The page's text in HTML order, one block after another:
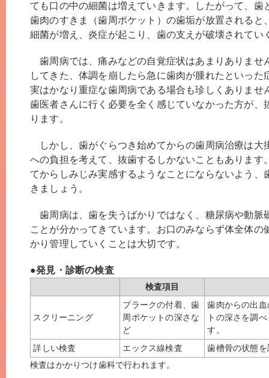
ても口の中の細菌は増えていきます。したがって、歯
歯肉のすきま（歯周ポケット）の歯垢が放置されると
細菌が増え、炎症が起こり、歯の支えが破壊されてい
歯周病では、痛みなどの自覚症状はあまりありませ
してきた、体調を崩したら急に歯肉が腫れたといった
実はかなり重症な歯周病である場合も珍しくありませ
歯医者さんに行く必要を全く感じていなかった方が、
ります。
しかし、歯がぐらつき始めてからの歯周病治療は大
への負担を考えて、抜歯するしかないこともあります
てからしみじみ実感するようなことにならないよう、
きましょう。
歯周病は、歯を失うばかりではなく、糖尿病や動脈
ことが分かってきています。お口のみならず体全体の
かり管理していくことは大切です。
●発見・診断の検査
検査項目
スクリーニング
プラークの付着、歯
周ポケットの深さな
ど
歯肉からの出
トの深さを調
す。
詳しい検査
エックス線検査
歯槽骨の状態
検査はかかりつけ歯科で行われます。